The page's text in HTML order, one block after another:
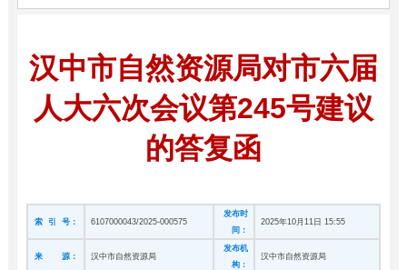
汉中市自然资源局对市六届
人大六次会议第245号建议
的答复函
索 引 号： 6107000043/2025-000575
发布时
间：
2025年10月11日 15:55
来 源： 汉中市自然资源局
发布机
构：
汉中市自然资源局